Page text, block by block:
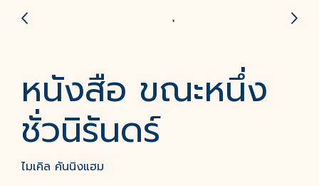
หนังสือ ขณะหนึ่ง
ชั่วนิรันดร์
ไมเคิล คันนิงแฮม